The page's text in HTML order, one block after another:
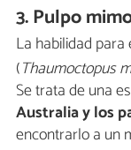
3. Pulpo
La habilidad
(Thaumoctopus
Se trata de una
Australia y los
encontrarlo a un